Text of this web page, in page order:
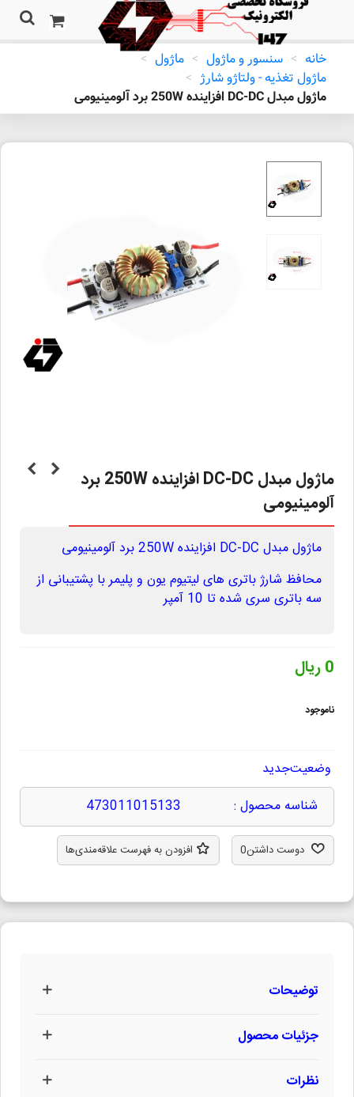
خانه > سنسور و ماژول > ماژول >
ماژول تغذیه - ولتاژو شارژ >
ماژول مبدل DC-DC افزاینده 250W برد آلومینیومی
ماژول مبدل DC-DC افزاینده 250W برد
آلومینیومی
ماژول مبدل DC-DC افزاینده 250W برد آلومینیومی
محافظ شارژ باتری های لیتیوم یون و پلیمر با پشتیبانی از
سه باتری سری شده تا 10 آمپر
0 ریال
ناموجود
وضعیتجدید
شناسه محصول :
473011015133
دوست داشتن0 افزودن به فهرست علاقه‌مندی‌ها
توضیحات
جزئیات محصول
نظرات